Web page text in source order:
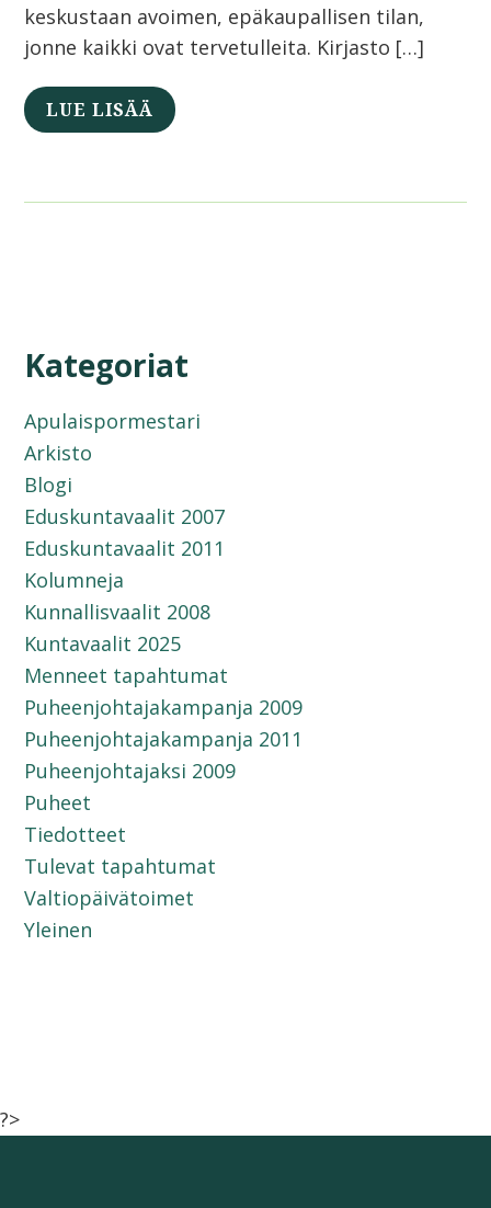
keskustaan avoimen, epäkaupallisen tilan,
jonne kaikki ovat tervetulleita. Kirjasto […]
LUE LISÄÄ
Kategoriat
Apulaispormestari
Arkisto
Blogi
Eduskuntavaalit 2007
Eduskuntavaalit 2011
Kolumneja
Kunnallisvaalit 2008
Kuntavaalit 2025
Menneet tapahtumat
Puheenjohtajakampanja 2009
Puheenjohtajakampanja 2011
Puheenjohtajaksi 2009
Puheet
Tiedotteet
Tulevat tapahtumat
Valtiopäivätoimet
Yleinen
?>